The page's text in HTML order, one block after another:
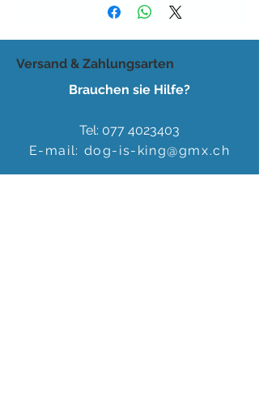
Versand & Zahlungsarten
Brauchen sie Hilfe?
Tel: 077 4023403
E-mail: dog-is-king@gmx.ch